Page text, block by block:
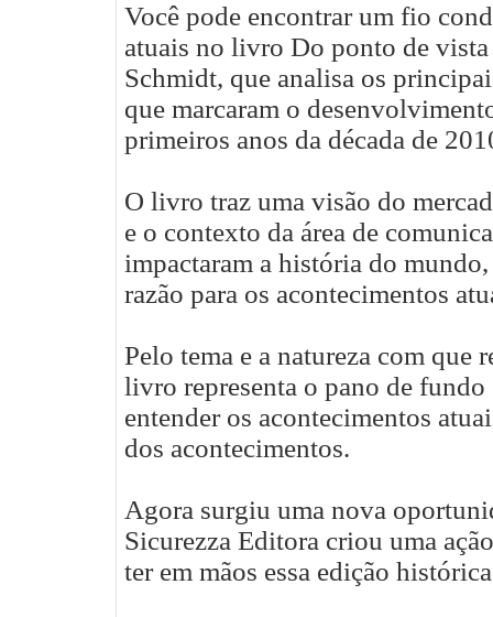
Você pode encontrar um fio
atuais no livro Do ponto de
Schmidt, que analisa os
que marcaram o
primeiros anos da década de
O livro traz uma visão do
e o contexto da área de
impactaram a história do
razão para os acontecimentos
Pelo tema e a natureza com que
livro representa o pano de fundo
entender os acontecimentos
dos acontecimentos.
Agora surgiu uma nova
Sicurezza Editora criou uma
ter em mãos essa edição